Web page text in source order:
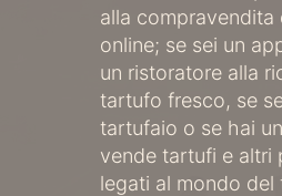
alla compravendita
online; se sei un
un ristoratore alla
tartufo fresco, se
tartufaio o se hai
vende tartufi e altri
legati al mondo del